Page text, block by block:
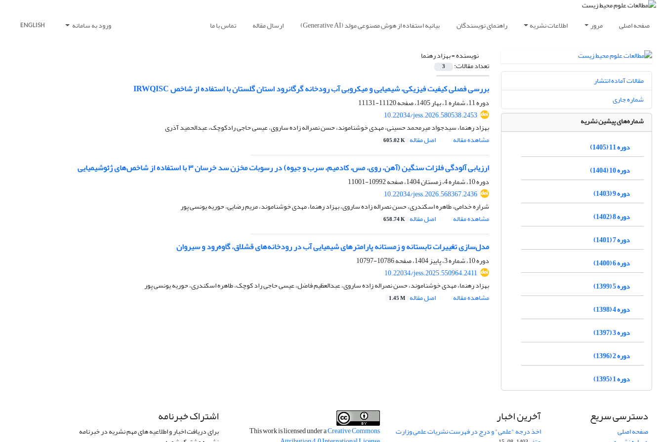
صفحه اصلی مرور اطلاعات نشریه راهنمای نویسندگان بیانیه استفاده از هوش مصنوعی مولد (Generative AI) ارسال مقاله تماس با ما ورود به سامانه ENGLISH
نویسنده =بهزاد رهنما
تعداد مقالات: 3
بررسی فصلی کیفیت فیزیکی، شیمیایی و میکروبی آب رودخانه گرگانرود استان گلستان با استفاده از شاخص IRWQISC
دوره 11، شماره 1، بهار 1405، صفحه
11120-11131
10.22034/jess.2026.580538.2453
بهزاد رهنما، سیدجواد میرمحمد حسینی، مهدی خوشناموند، حسن نصراله زاده ساروی، عیسی حاجی رادکوچک، عبدالحمید آذری
مشاهده مقاله
اصل مقاله 605.02 K
ارزیابی آلودگی فلزات سنگین (آهن، روی، مس، کادمیم، سرب و جیوه) در رسوبات مخزن سد خرسان ۳ با استفاده از شاخص‌های ژئوشیمیایی
دوره 10، شماره 4، زمستان 1404، صفحه
10992-11001
10.22034/jess.2026.568367.2436
شراره خدامی، طاهره اسکندری، حسن نصراله زاده ساروی، بهزاد رهنما، مهدی خوشناموند، مریم رضایی، حوریه یونسی پور
مشاهده مقاله
اصل مقاله 658.74 K
مدل‌سازی تغییرات تابستانه و زمستانه پارامترهای شیمیایی آب در رودخانه‌های قشلاق، گاوه‌رود و سیروان
دوره 10، شماره 3، پاییز 1404، صفحه
10786-10797
10.22034/jess.2025.550964.2411
بهزاد رهنما، مهدی خوشناموند، حسن نصراله زاده ساروی، عبدالعظیم فاضل، عیسی حاجی راد کوچک، طاهره اسکندری، حوریه یونسی پور
مشاهده مقاله
اصل مقاله 1.45 M
مقالات آماده انتشار
شماره جاری
شماره‌های پیشین نشریه
دوره 11 (1405)
دوره 10 (1404)
دوره 9 (1403)
دوره 8 (1402)
دوره 7 (1401)
دوره 6 (1400)
دوره 5 (1399)
دوره 4 (1398)
دوره 3 (1397)
دوره 2 (1396)
دوره 1 (1395)
دسترسی سریع
صفحه اصلی
آخرین اخبار
اخذ درجه "علمی" و درج در فهرست نشریات علمی وزارت This work is licensed under aCreative Commons
اشتراک خبرنامه
برای دریافت اخبار و اطلاعیه های مهم نشریه در خبرنامه